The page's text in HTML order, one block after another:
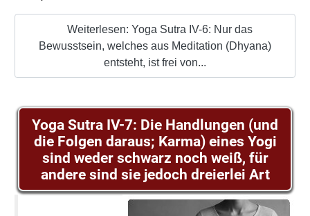
Weiterlesen: Yoga Sutra IV-6: Nur das
Bewusstsein, welches aus Meditation (Dhyana)
entsteht, ist frei von...
Yoga Sutra IV-7: Die Handlungen (und
die Folgen daraus; Karma) eines Yogi
sind weder schwarz noch weiß, für
andere sind sie jedoch dreierlei Art